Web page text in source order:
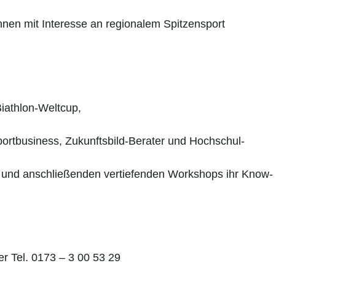
mit Interesse an regionalem Spitzensport
Weltcup,
Zukunftsbild-Berater und Hochschul-
anschließenden vertiefenden Workshops ihr Know-
Tel. 0173 – 3 00 53 29